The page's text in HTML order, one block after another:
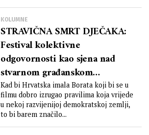
KOLUMNE
STRAVIČNA SMRT DJEČAKA:
Festival kolektivne
odgovornosti kao sjena nad
stvarnom građanskom
odgovornošću
Kad bi Hrvatska imala Borata koji bi se u
filmu dobro izrugao pravilima koja vrijede
u nekoj razvijenijoj demokratskoj zemlji,
to bi barem značilo...